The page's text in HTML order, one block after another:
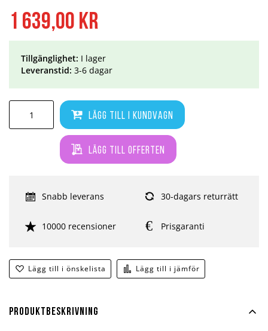
1 639,00 kr
Lägg till i kundvagn
Lägg till offerten
Lägg till i önskelista Lägg till i jämför
Tillgänglighet: I lager
Leveranstid: 3-6 dagar
Snabb leverans 30-dagars returrätt
10000 recensioner Prisgaranti
Produktbeskrivning